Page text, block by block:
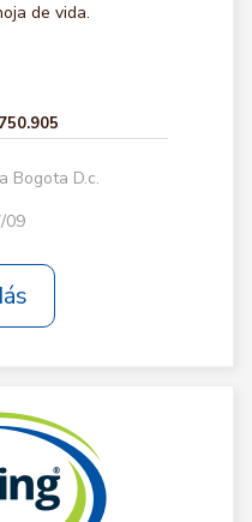
de vida.
Bogota D.c.
09